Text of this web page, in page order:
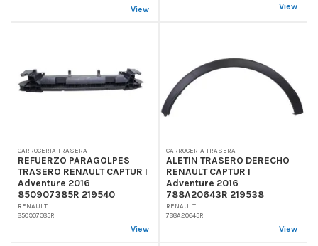
View View
CARROCERIA TRASERA
REFUERZO PARAGOLPES
TRASERO RENAULT CAPTUR I
Adventure 2016
850907385R 219540
RENAULT
850907385R
View
CARROCERIA TRASERA
ALETIN TRASERO DERECHO
RENAULT CAPTUR I
Adventure 2016
788A20643R 219538
RENAULT
788A20643R
View